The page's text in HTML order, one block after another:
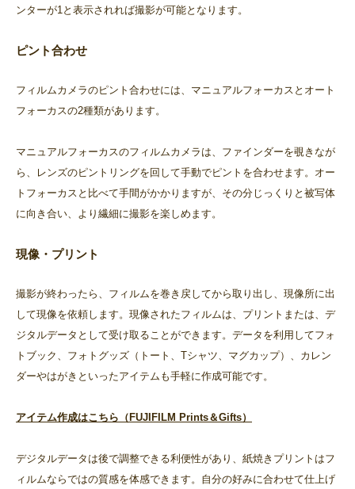
ンターが1と表示されれば撮影が可能となります。
ピント合わせ
フィルムカメラのピント合わせには、マニュアルフォーカスとオート
フォーカスの2種類があります。
マニュアルフォーカスのフィルムカメラは、ファインダーを覗きなが
ら、レンズのピントリングを回して手動でピントを合わせます。オー
トフォーカスと比べて手間がかかりますが、その分じっくりと被写体
に向き合い、より繊細に撮影を楽しめます。
現像・プリント
撮影が終わったら、フィルムを巻き戻してから取り出し、現像所に出
して現像を依頼します。現像されたフィルムは、プリントまたは、デ
ジタルデータとして受け取ることができます。データを利用してフォ
トブック、フォトグッズ（トート、Tシャツ、マグカップ）、カレン
ダーやはがきといったアイテムも手軽に作成可能です。
アイテム作成はこちら（FUJIFILM Prints＆Gifts）
デジタルデータは後で調整できる利便性があり、紙焼きプリントはフ
ィルムならではの質感を体感できます。自分の好みに合わせて仕上げ